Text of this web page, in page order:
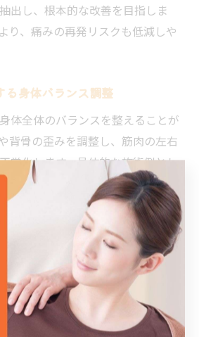
出し、根本的な改善を目指しま
り、痛みの再発リスクも低減しや
る身体バランス調整
体全体のバランスを整えることが
背骨の歪みを調整し、筋肉の左右
常化します。具体的な施術例とし
レッチを組み合わせ、全身の調和
、慢性痛だけでなく疲労感や体の
やすく、日常生活が快適になりま
がもたらす効果
、継続的なケアが不可欠です。整